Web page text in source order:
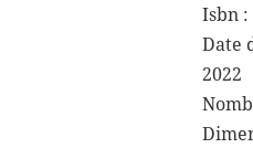
Isbn :
Date
2022